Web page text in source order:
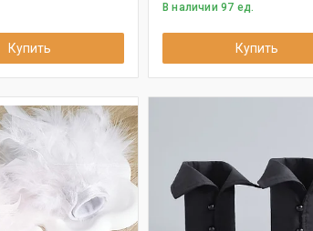
Купить
В наличии 97 ед.
Купить